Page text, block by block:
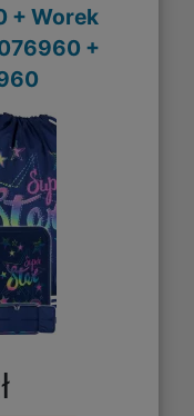
+ Worek
+